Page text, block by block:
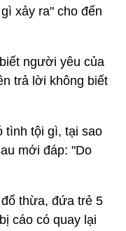
xảy ra" cho đến
người yêu của
trả lời không biết
tình tội gì, tại sao
mới đáp: "Do
thừa, đứa trẻ 5
cáo có quay lại